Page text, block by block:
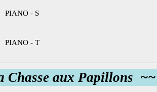
PIANO - S
PIANO - T
Chasse aux Papillons ~~